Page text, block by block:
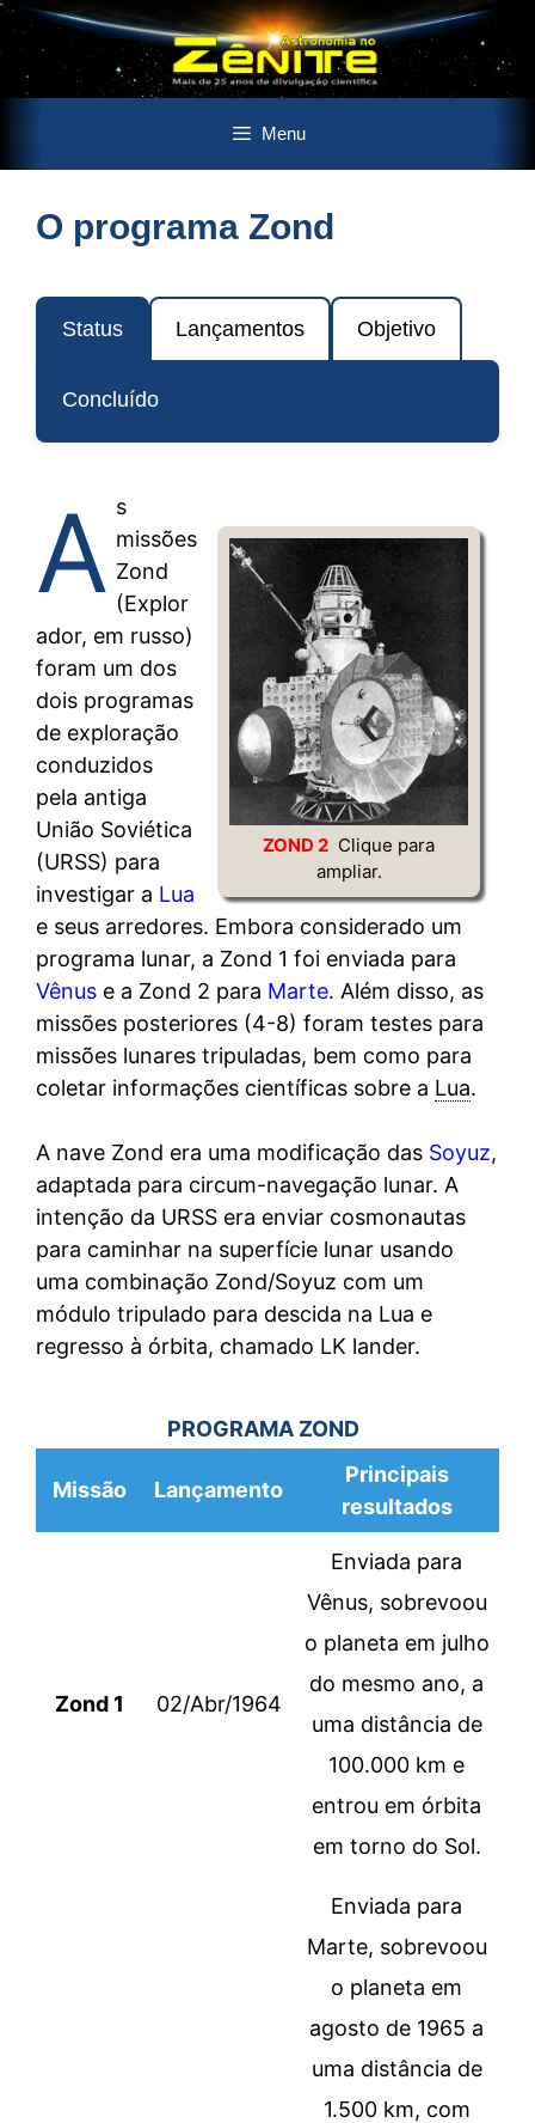
o
conteúdo
Menu
O programa Zond
Status
Concluído
Lançamentos Objetivo
ZOND 2 Clique para
ampliar.
A s
missões
Zond
(Explor
ador, em russo)
foram um dos
dois programas
de exploração
conduzidos
pela antiga
União Soviética
(URSS) para
investigar a Lua
e seus arredores. Embora considerado um
programa lunar, a Zond 1 foi enviada para
Vênus e a Zond 2 para Marte. Além disso, as
missões posteriores (4-8) foram testes para
missões lunares tripuladas, bem como para
coletar informações científicas sobre a Lua.
A nave Zond era uma modificação das Soyuz,
adaptada para circum-navegação lunar. A
intenção da URSS era enviar cosmonautas
para caminhar na superfície lunar usando
uma combinação Zond/Soyuz com um
módulo tripulado para descida na Lua e
regresso à órbita, chamado LK lander.
PROGRAMA ZOND
Missão Lançamento
Principais
resultados
Zond 1 02/Abr/1964
Enviada para
Vênus, sobrevoou
o planeta em julho
do mesmo ano, a
uma distância de
100.000 km e
entrou em órbita
em torno do Sol.
Enviada para
Marte, sobrevoou
o planeta em
agosto de 1965 a
uma distância de
1.500 km, com